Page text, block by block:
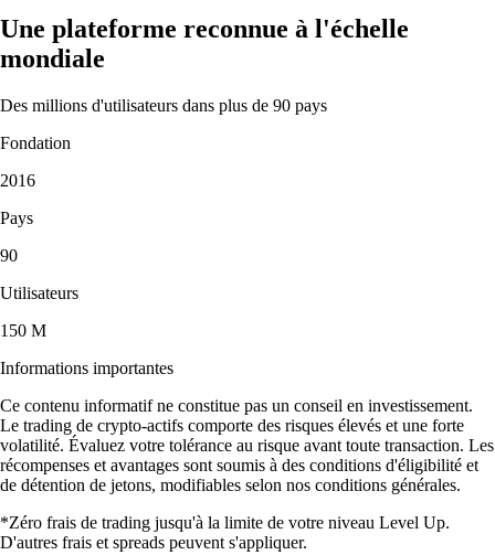
Une plateforme reconnue à l'échelle
mondiale
Des millions d'utilisateurs dans plus de 90 pays
Fondation
2016
Pays
90
Utilisateurs
150 M
Informations importantes
Ce contenu informatif ne constitue pas un conseil en investissement.
Le trading de crypto-actifs comporte des risques élevés et une forte
volatilité. Évaluez votre tolérance au risque avant toute transaction. Les
récompenses et avantages sont soumis à des conditions d'éligibilité et
de détention de jetons, modifiables selon nos conditions générales.
*Zéro frais de trading jusqu'à la limite de votre niveau Level Up.
D'autres frais et spreads peuvent s'appliquer.